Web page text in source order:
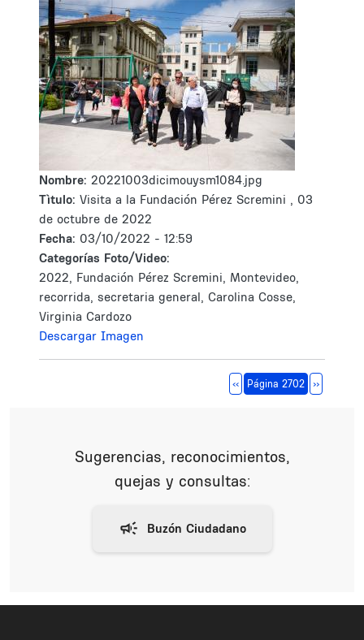
Nombre: 20221003dicimouysm1084.jpg
Tìtulo: Visita a la Fundación Pérez Scremini , 03
de octubre de 2022
Fecha: 03/10/2022 - 12:59
Categorías Foto/Video:
2022, Fundación Pérez Scremini, Montevideo,
recorrida, secretaria general, Carolina Cosse,
Virginia Cardozo
Descargar Imagen
Página anterior
‹‹ Página 2702 Siguiente
››
Sugerencias, reconocimientos,
quejas y consultas: